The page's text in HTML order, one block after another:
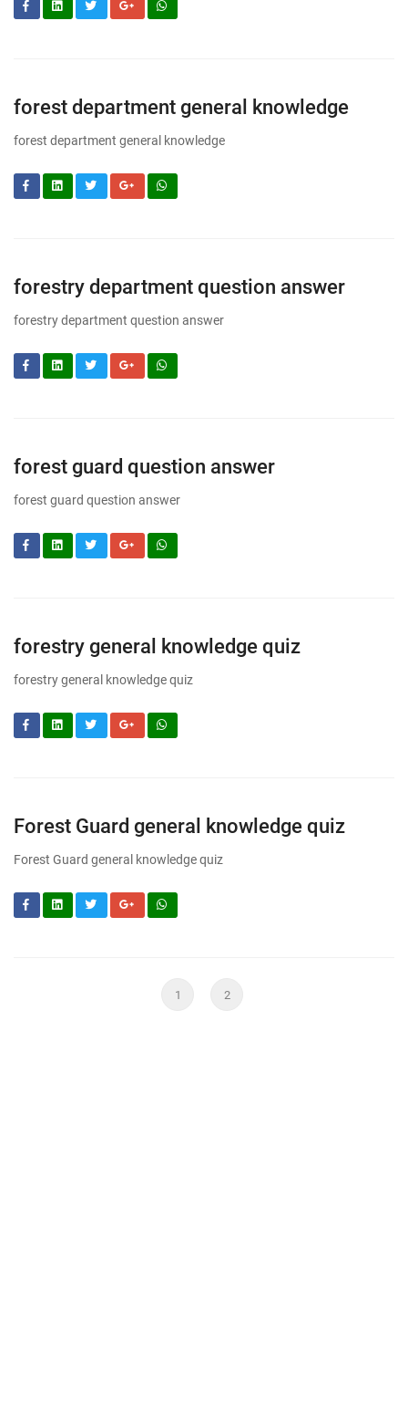
forest department general knowledge
forest department general knowledge
forestry department question answer
forestry department question answer
forest guard question answer
forest guard question answer
forestry general knowledge quiz
forestry general knowledge quiz
Forest Guard general knowledge quiz
Forest Guard general knowledge quiz